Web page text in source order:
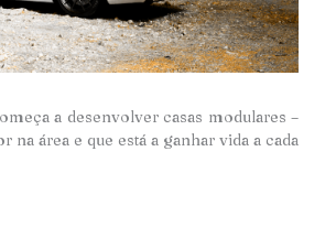
a desenvolver casas modulares –
área e que está a ganhar vida a cada